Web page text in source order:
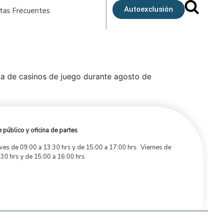
Frecuentes Autoexclusión
de casinos de juego durante agosto de
público y oficina de partes
de 09:00 a 13:30 hrs y de 15:00 a 17:00 hrs Viernes de
hrs y de 15:00 a 16:00 hrs